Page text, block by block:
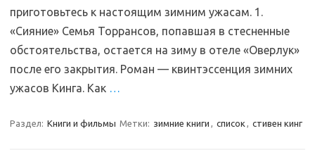
приготовьтесь к настоящим зимним ужасам. 1.
«Сияние» Семья Торрансов, попавшая в стесненные
обстоятельства, остается на зиму в отеле «Оверлук»
после его закрытия. Роман — квинтэссенция зимних
ужасов Кинга. Как …
Раздел: Книги и фильмы Метки: зимние книги , список , стивен кинг